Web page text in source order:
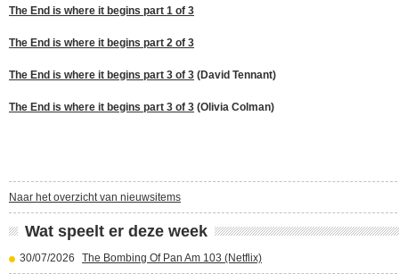
The End is where it begins part 1 of 3
The End is where it begins part 2 of 3
The End is where it begins part 3 of 3 (David Tennant)
The End is where it begins part 3 of 3 (Olivia Colman)
Naar het overzicht van nieuwsitems
Wat speelt er deze week
30/07/2026 The Bombing Of Pan Am 103 (Netflix)